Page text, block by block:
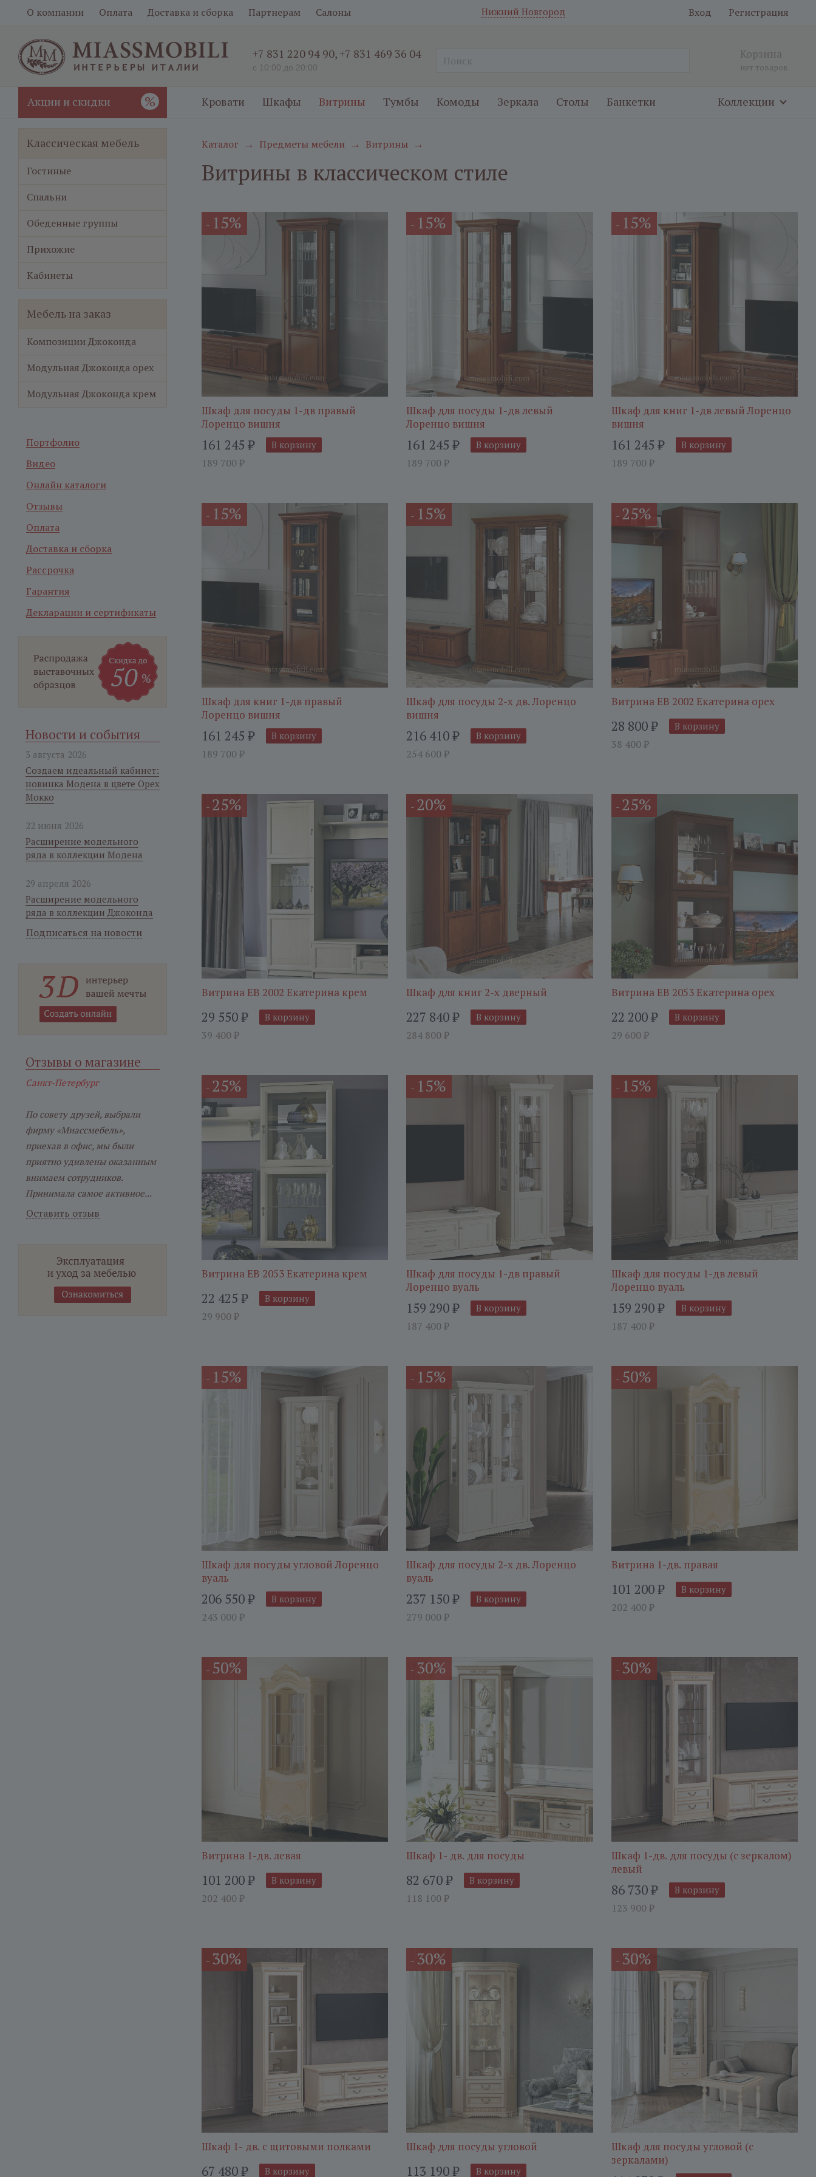
О компании Оплата Доставка и сборка Партнерам Салоны Нижний Новгород Вход Регистрация
+7 831 220 94 90,+7 831 469 36 04
с 10:00 до 20:00
Корзина
нет товаров
Акции и скидки % Кровати Шкафы Витрины Тумбы Комоды Зеркала Столы Банкетки Коллекции
Каталог → Предметы мебели → Витрины →
Витрины в классическом стиле
- 15%
Шкаф для посуды 1-дв правый
Лоренцо вишня
161 245 ₽
189 700 ₽
В корзину
- 15%
Шкаф для посуды 1-дв левый
Лоренцо вишня
161 245 ₽
189 700 ₽
В корзину
- 15%
Шкаф для книг 1-дв левый Лоренцо
вишня
161 245 ₽
189 700 ₽
В корзину
- 15%
Шкаф для книг 1-дв правый
Лоренцо вишня
161 245 ₽
189 700 ₽
В корзину
- 15%
Шкаф для посуды 2-х дв. Лоренцо
вишня
216 410₽
254 600 ₽
В корзину
- 25%
Витрина ЕВ 2002 Екатерина орех
28 800₽
38 400 ₽
В корзину
- 25%
Витрина ЕВ 2002 Екатерина крем
29 550₽
39 400 ₽
В корзину
- 20%
Шкаф для книг 2-х дверный
227 840₽
284 800 ₽
В корзину
- 25%
Витрина ЕВ 2053 Екатерина орех
22 200₽
29 600 ₽
В корзину
- 25%
Витрина ЕВ 2053 Екатерина крем
22 425 ₽
29 900 ₽
В корзину
- 15%
Шкаф для посуды 1-дв правый
Лоренцо вуаль
159 290₽
187 400 ₽
В корзину
- 15%
Шкаф для посуды 1-дв левый
Лоренцо вуаль
159 290₽
187 400 ₽
В корзину
- 15%
Шкаф для посуды угловой Лоренцо
вуаль
206 550₽
243 000 ₽
В корзину
- 15%
Шкаф для посуды 2-х дв. Лоренцо
вуаль
237 150₽
279 000 ₽
В корзину
- 50%
Витрина 1-дв. правая
101 200₽
202 400 ₽
В корзину
- 50%
Витрина 1-дв. левая
101 200₽
202 400 ₽
В корзину
- 30%
Шкаф 1- дв. для посуды
82 670₽
118 100 ₽
В корзину
- 30%
Шкаф 1-дв. для посуды (с зеркалом)
левый
86 730₽
123 900 ₽
В корзину
- 30%
Шкаф 1- дв. с щитовыми полками
67 480₽ В корзину
- 30%
Шкаф для посуды угловой
113 190₽ В корзину
- 30%
Шкаф для посуды угловой (с
зеркалами)
Классическая мебель
Гостиные
Спальни
Обеденные группы
Прихожие
Кабинеты
Мебель на заказ
Композиции Джоконда
Модульная Джоконда орех
Модульная Джоконда крем
Портфолио
Видео
Онлайн каталоги
Отзывы
Оплата
Доставка и сборка
Рассрочка
Гарантия
Декларации и сертификаты
Новости и события
3 августа 2026
Создаем идеальный кабинет:
новинка Модена в цвете Орех
Мокко
22 июня 2026
Расширение модельного
ряда в коллекции Модена
29 апреля 2026
Расширение модельного
ряда в коллекции Джоконда
Подписаться на новости
Отзывы о магазине
Санкт-Петербург
По совету друзей, выбрали
фирму «Миассмебель»,
приехав в офис, мы были
приятно удивлены оказанным
внимаем сотрудников.
Принимала самое активное...
Оставить отзыв